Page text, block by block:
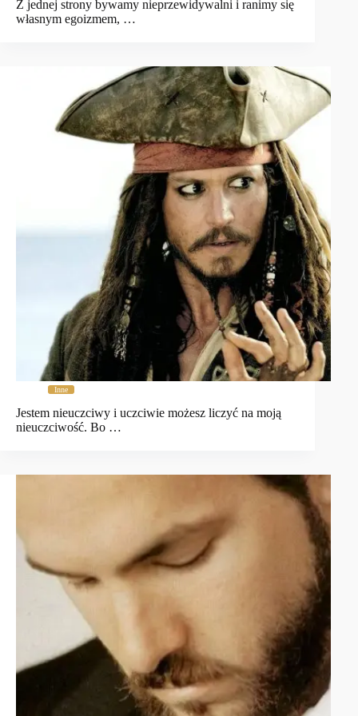
Z jednej strony bywamy nieprzewidywalni i ranimy się
własnym egoizmem, …
Inne
Jestem nieuczciwy i uczciwie możesz liczyć na moją
nieuczciwość. Bo …